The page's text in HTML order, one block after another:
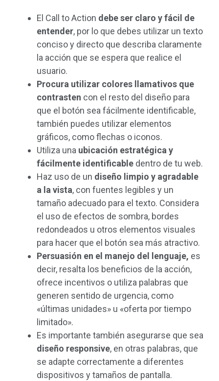
El Call to Action debe ser claro y fácil de
entender, por lo que debes utilizar un texto
conciso y directo que describa claramente
la acción que se espera que realice el
usuario.
Procura utilizar colores llamativos que
contrasten con el resto del diseño para
que el botón sea fácilmente identificable,
también puedes utilizar elementos
gráficos, como flechas o iconos.
Utiliza una ubicación estratégica y
fácilmente identificable dentro de tu web.
Haz uso de un diseño limpio y agradable
a la vista, con fuentes legibles y un
tamaño adecuado para el texto. Considera
el uso de efectos de sombra, bordes
redondeados u otros elementos visuales
para hacer que el botón sea más atractivo.
Persuasión en el manejo del lenguaje, es
decir, resalta los beneficios de la acción,
ofrece incentivos o utiliza palabras que
generen sentido de urgencia, como
«últimas unidades» u «oferta por tiempo
limitado».
Es importante también asegurarse que sea
diseño responsive, en otras palabras, que
se adapte correctamente a diferentes
dispositivos y tamaños de pantalla.